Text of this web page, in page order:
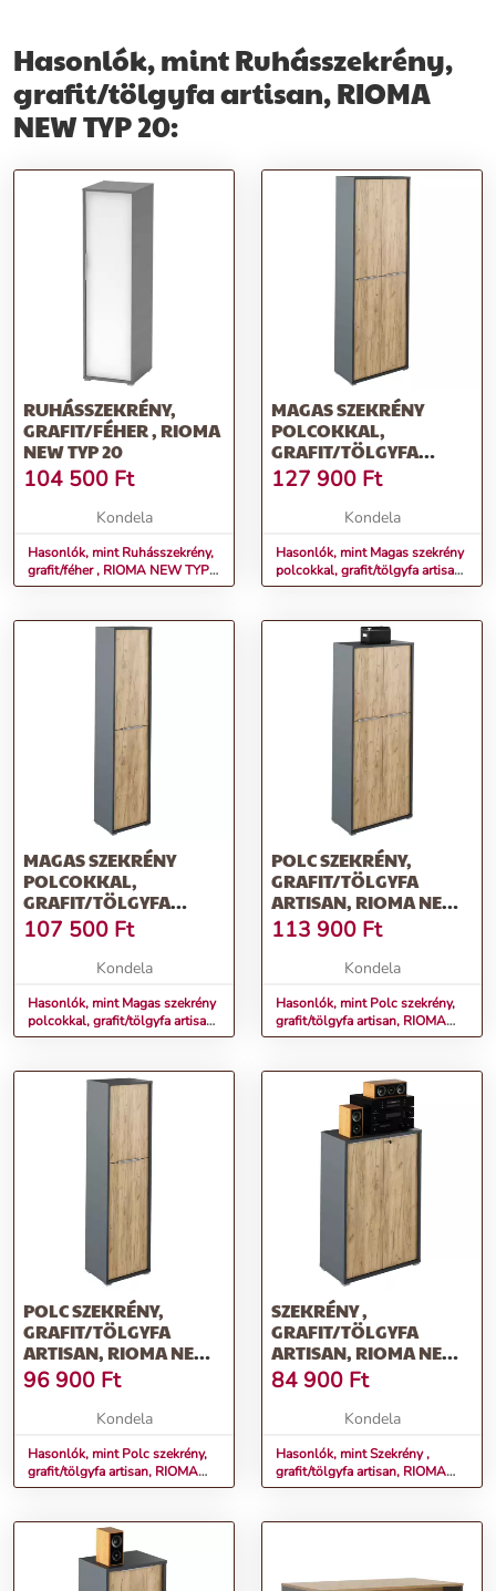
Praktikus funkciók:
Ruhafogas és rúd biztosítják a praktikus tárolást.
Rendeld meg most , és szerezd be az RIOMA NEW TYP 20
ruhásszekrényt, hogy otthonod stílusos és rendezett legyen!
Hasonlók, mint Ruhásszekrény,
grafit/tölgyfa artisan, RIOMA
NEW TYP 20:
RUHÁSSZEKRÉNY,
GRAFIT/FÉHER , RIOMA
NEW TYP 20
104 500 Ft
Kondela
Hasonlók, mint Ruhásszekrény,
grafit/féher , RIOMA NEW TYP
20
MAGAS SZEKRÉNY
POLCOKKAL,
GRAFIT/TÖLGYFA
ARTISAN, RIOMA NEW
TYP 05
127 900 Ft
Kondela
Hasonlók, mint Magas szekrény
polcokkal, grafit/tölgyfa artisan,
RIOMA NEW TYP 05
MAGAS SZEKRÉNY
POLCOKKAL,
GRAFIT/TÖLGYFA
ARTISAN, RIOMA NEW
TYP 06
107 500 Ft
Kondela
Hasonlók, mint Magas szekrény
polcokkal, grafit/tölgyfa artisan,
RIOMA NEW TYP 06
POLC SZEKRÉNY,
GRAFIT/TÖLGYFA
ARTISAN, RIOMA NEW
TYP 07
113 900 Ft
Kondela
Hasonlók, mint Polc szekrény,
grafit/tölgyfa artisan, RIOMA
NEW TYP 07
POLC SZEKRÉNY,
GRAFIT/TÖLGYFA
ARTISAN, RIOMA NEW
TYP 08
96 900 Ft
Kondela
Hasonlók, mint Polc szekrény,
grafit/tölgyfa artisan, RIOMA
NEW TYP 08
SZEKRÉNY ,
GRAFIT/TÖLGYFA
ARTISAN, RIOMA NEW
TYP 09
84 900 Ft
Kondela
Hasonlók, mint Szekrény ,
grafit/tölgyfa artisan, RIOMA
NEW TYP 09